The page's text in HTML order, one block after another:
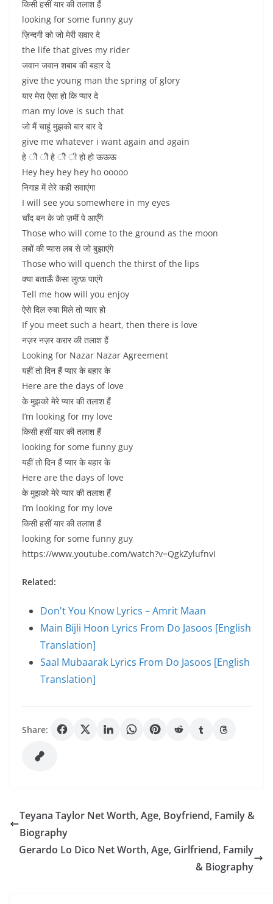
किसी हसीं यार की तलाश हैं
looking for some funny guy
ज़िन्दगी को जो मेरी सवार दे
the life that gives my rider
जवान जवान शबाब की बहार दे
give the young man the spring of glory
यार मेरा ऐसा हो कि प्यार दे
man my love is such that
जो मैं चाहूं मुझको बार बार दे
give me whatever i want again and again
हे ीे ीे हे ीे ी हो हो ऊऊऊ
Hey hey hey hey ho ooooo
निगाह में तेरे कही सवाएंगा
I will see you somewhere in my eyes
चाँद बन के जो ज़मीं पे आएँगे
Those who will come to the ground as the moon
लबों की प्यास लब से जो बुझाएंगे
Those who will quench the thirst of the lips
क्या बताऊँ कैसा लुत्फ़ पाएंगे
Tell me how will you enjoy
ऐसे दिल रुबा मिले तो प्यार हो
If you meet such a heart, then there is love
नज़र नज़र करार की तलाश हैं
Looking for Nazar Nazar Agreement
यहीं तो दिन हैं प्यार के बहार के
Here are the days of love
के मुझको मेरे प्यार की तलाश हैं
I’m looking for my love
किसी हसीं यार की तलाश हैं
looking for some funny guy
यहीं तो दिन हैं प्यार के बहार के
Here are the days of love
के मुझको मेरे प्यार की तलाश हैं
I’m looking for my love
किसी हसीं यार की तलाश हैं
looking for some funny guy
https://www.youtube.com/watch?v=QgkZylufnvI
Related:
Don't You Know Lyrics – Amrit Maan
Main Bijli Hoon Lyrics From Do Jasoos [English
Translation]
Saal Mubaarak Lyrics From Do Jasoos [English
Translation]
Share:
Teyana Taylor Net Worth, Age, Boyfriend, Family &
Biography
Gerardo Lo Dico Net Worth, Age, Girlfriend, Family
& Biography